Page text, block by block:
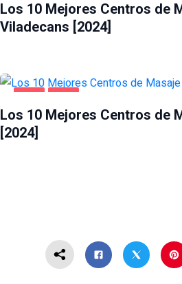
Los 10 Mejores Centros de
Viladecans [2024]
Los 10 Mejores Centros de
[2024]